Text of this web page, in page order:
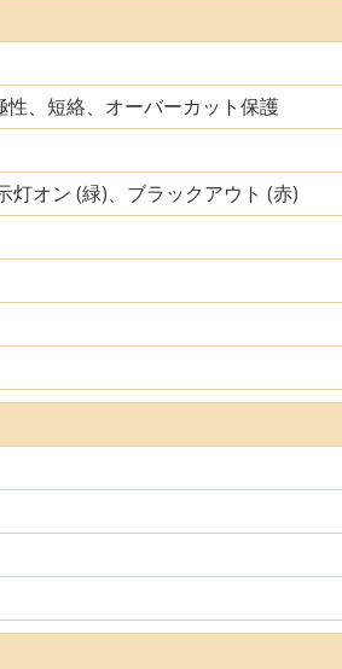
、短絡、オーバーカット保護
灯オン (緑)、ブラックアウト (赤)